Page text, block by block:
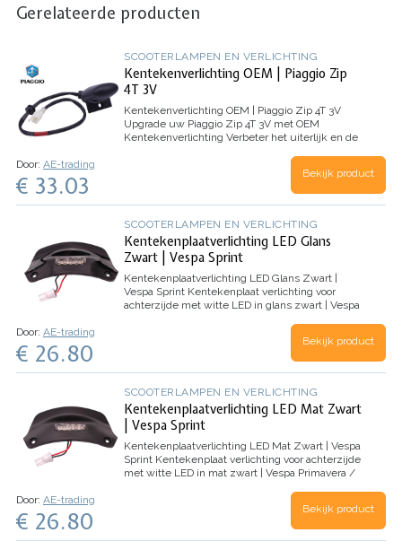
Gerelateerde producten
SCOOTERLAMPEN EN VERLICHTING
Kentekenverlichting OEM | Piaggio Zip
4T 3V
Kentekenverlichting OEM | Piaggio Zip 4T 3V
Upgrade uw Piaggio Zip 4T 3V met OEM
Kentekenverlichting Verbeter het uiterlijk en de
onze hoogwaardige OEM Kentekenverlichting.
Door: AE-trading
€ 33.03 Bekijk product
SCOOTERLAMPEN EN VERLICHTING
Kentekenplaatverlichting LED Glans
Zwart | Vespa Sprint
Kentekenplaatverlichting LED Glans Zwart |
Vespa Sprint Kentekenplaat verlichting voor
achterzijde met witte LED in glans zwart | Vespa
Door: AE-trading
€ 26.80 Bekijk product
SCOOTERLAMPEN EN VERLICHTING
Kentekenplaatverlichting LED Mat Zwart
| Vespa Sprint
Kentekenplaatverlichting LED Mat Zwart | Vespa
Sprint Kentekenplaat verlichting voor achterzijde
met witte LED in mat zwart | Vespa Primavera /
Door: AE-trading
€ 26.80 Bekijk product